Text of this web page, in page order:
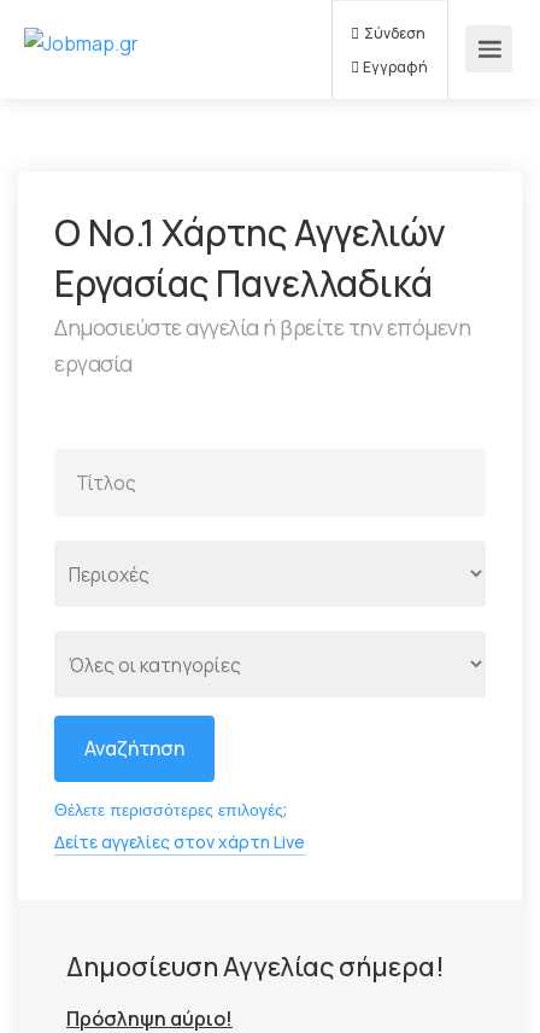
Σύνδεση
Εγγραφή
Ο Νο.1 Χάρτης Αγγελιών
Εργασίας Πανελλαδικά
Δημοσιεύστε αγγελία ή βρείτε την επόμενη
εργασία
Αναζήτηση
Θέλετε περισσότερες επιλογές;
Δείτε αγγελίες στον χάρτη Live
Δημοσίευση Αγγελίας σήμερα!
Πρόσληψη αύριο!